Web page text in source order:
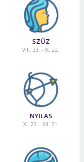
SZŰZ
VIII. 23. - IX. 22.
NYILAS
XI. 22. - XII. 21.